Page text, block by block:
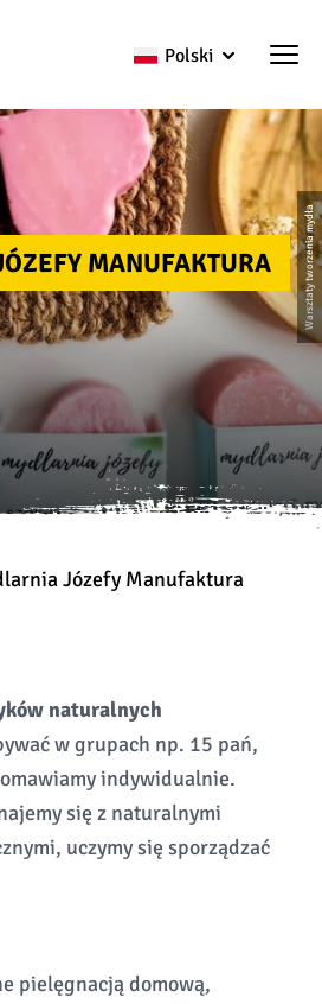
Polski
Warsztaty tworzenia mydła
MANUFAKTURA
Józefy Manufaktura
naturalnych
w grupach np. 15 pań,
indywidualnie.
się z naturalnymi
uczymy się sporządzać
pielęgnacją domową,